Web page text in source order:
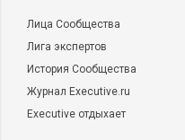
Лица Сообщества
Лига экспертов
История Сообщества
Журнал Executive.ru
Executive отдыхает